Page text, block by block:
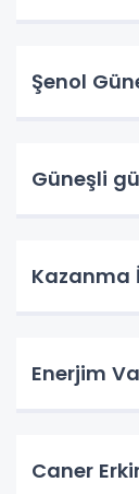
Şenol
Güneşli
Kazanma
Enerjim
Caner